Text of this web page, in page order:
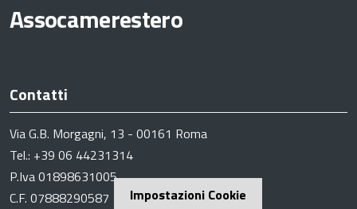
Assocamerestero
Contatti
Via G.B. Morgagni, 13 - 00161 Roma
Tel.: +39 06 44231314
P.Iva 01898631005
C.F. 07888290587
Impostazioni Cookie